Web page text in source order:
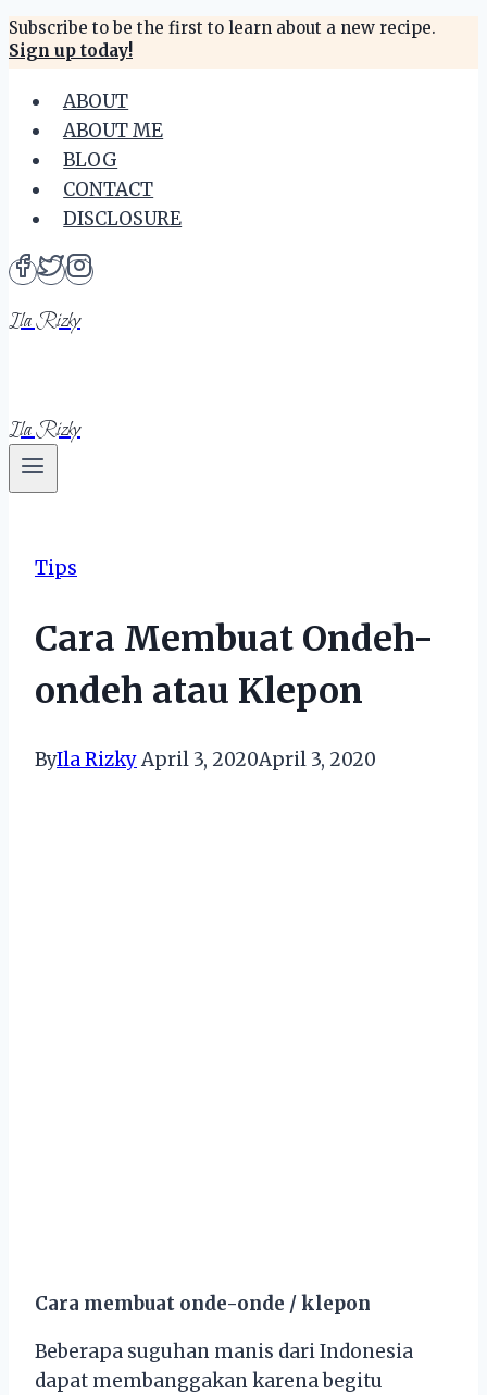
Skip
to
content
Subscribe to be the first to learn about a new recipe.
Sign up today!
ABOUT
ABOUT ME
BLOG
CONTACT
DISCLOSURE
Ila Rizky
Ila Rizky
Tips
Cara Membuat Ondeh-
ondeh atau Klepon
ByIla RizkyApril 3, 2020April 3, 2020
Cara membuat onde-onde / klepon
Beberapa suguhan manis dari Indonesia
dapat membanggakan karena begitu